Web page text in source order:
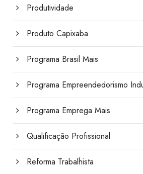
Produtividade
Produto Capixaba
Programa Brasil Mais
Programa Empreendedorismo
Programa Emprega Mais
Qualificação Profissional
Reforma Trabalhista